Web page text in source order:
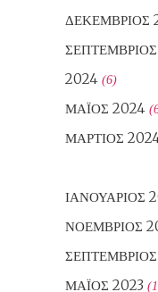
ΔΕΚΈΜΒΡΙΟΣ
ΣΕΠΤΈΜΒΡΙΟΣ
2024 (6)
ΜΆΙΟΣ 2024
ΜΆΡΤΙΟΣ
ΙΑΝΟΥΆΡΙΟΣ
ΝΟΈΜΒΡΙΟΣ
ΣΕΠΤΈΜΒΡΙΟΣ
ΜΆΙΟΣ 2023